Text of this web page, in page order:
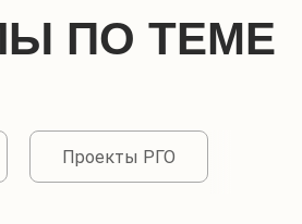
ПО ТЕМЕ
Проекты РГО